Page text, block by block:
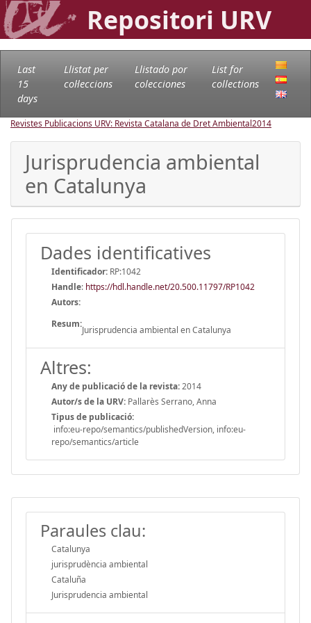
Repositori URV
Last
15
days
Llistat per
col·leccions
Llistado por
colecciones
List for
collections
Revistes Publicacions URV: Revista Catalana de Dret Ambiental2014
Jurisprudencia ambiental
en Catalunya
Dades identificatives
Identificador: RP:1042
Handle: https://hdl.handle.net/20.500.11797/RP1042
Autors:
Resum:
Jurisprudencia ambiental en Catalunya
Altres:
Any de publicació de la revista:2014
Autor/s de la URV: Pallarès Serrano, Anna
Tipus de publicació:
info:eu-repo/semantics/publishedVersion, info:eu-
repo/semantics/article
Paraules clau:
Catalunya
jurisprudència ambiental
Cataluña
Jurisprudencia ambiental